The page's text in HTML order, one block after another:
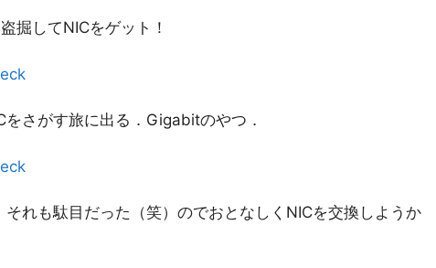
掘してNICをゲット！
をさがす旅に出る．Gigabitのやつ．
それも駄目だった（笑）のでおとなしくNICを交換しようか